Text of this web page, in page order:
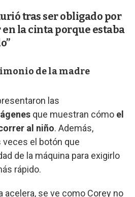
tras ser obligado por
la cinta porque estaba
de la madre
las
que muestran cómo el
al niño. Además,
el botón que
de la máquina para exigirlo
rápido.
acelera, se ve como Corey no